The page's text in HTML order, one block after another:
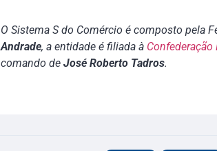
O Sistema S do Comércio é composto pela
Andrade, a entidade é filiada à
comando de José Roberto Tadros.